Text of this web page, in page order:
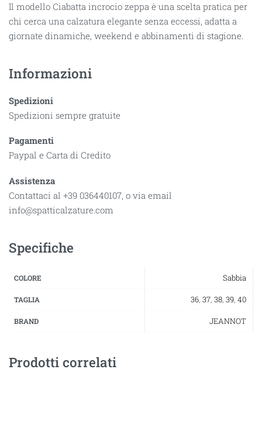
Il modello Ciabatta incrocio zeppa è una scelta pratica per
chi cerca una calzatura elegante senza eccessi, adatta a
giornate dinamiche, weekend e abbinamenti di stagione.
Informazioni
Spedizioni
Spedizioni sempre gratuite
Pagamenti
Paypal e Carta di Credito
Assistenza
Contattaci al +39 036440107, o via email
info@spatticalzature.com
Specifiche
COLORE Sabbia
TAGLIA 36, 37, 38, 39, 40
BRAND JEANNOT
Prodotti correlati